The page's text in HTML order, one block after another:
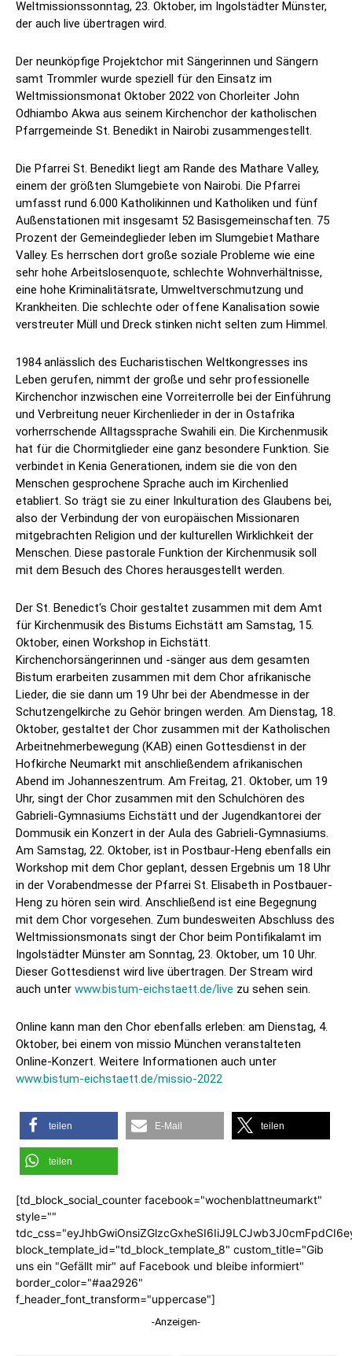
Weltmissionssonntag, 23. Oktober, im Ingolstädter Münster,
der auch live übertragen wird.
Der neunköpfige Projektchor mit Sängerinnen und Sängern
samt Trommler wurde speziell für den Einsatz im
Weltmissionsmonat Oktober 2022 von Chorleiter John
Odhiambo Akwa aus seinem Kirchenchor der katholischen
Pfarrgemeinde St. Benedikt in Nairobi zusammengestellt.
Die Pfarrei St. Benedikt liegt am Rande des Mathare Valley,
einem der größten Slumgebiete von Nairobi. Die Pfarrei
umfasst rund 6.000 Katholikinnen und Katholiken und fünf
Außenstationen mit insgesamt 52 Basisgemeinschaften. 75
Prozent der Gemeindeglieder leben im Slumgebiet Mathare
Valley. Es herrschen dort große soziale Probleme wie eine
sehr hohe Arbeitslosenquote, schlechte Wohnverhältnisse,
eine hohe Kriminalitätsrate, Umweltverschmutzung und
Krankheiten. Die schlechte oder offene Kanalisation sowie
verstreuter Müll und Dreck stinken nicht selten zum Himmel.
1984 anlässlich des Eucharistischen Weltkongresses ins
Leben gerufen, nimmt der große und sehr professionelle
Kirchenchor inzwischen eine Vorreiterrolle bei der Einführung
und Verbreitung neuer Kirchenlieder in der in Ostafrika
vorherrschende Alltagssprache Swahili ein. Die Kirchenmusik
hat für die Chormitglieder eine ganz besondere Funktion. Sie
verbindet in Kenia Generationen, indem sie die von den
Menschen gesprochene Sprache auch im Kirchenlied
etabliert. So trägt sie zu einer Inkulturation des Glaubens bei,
also der Verbindung der von europäischen Missionaren
mitgebrachten Religion und der kulturellen Wirklichkeit der
Menschen. Diese pastorale Funktion der Kirchenmusik soll
mit dem Besuch des Chores herausgestellt werden.
Der St. Benedict‘s Choir gestaltet zusammen mit dem Amt
für Kirchenmusik des Bistums Eichstätt am Samstag, 15.
Oktober, einen Workshop in Eichstätt.
Kirchenchorsängerinnen und -sänger aus dem gesamten
Bistum erarbeiten zusammen mit dem Chor afrikanische
Lieder, die sie dann um 19 Uhr bei der Abendmesse in der
Schutzengelkirche zu Gehör bringen werden. Am Dienstag, 18.
Oktober, gestaltet der Chor zusammen mit der Katholischen
Arbeitnehmerbewegung (KAB) einen Gottesdienst in der
Hofkirche Neumarkt mit anschließendem afrikanischen
Abend im Johanneszentrum. Am Freitag, 21. Oktober, um 19
Uhr, singt der Chor zusammen mit den Schulchören des
Gabrieli-Gymnasiums Eichstätt und der Jugendkantorei der
Dommusik ein Konzert in der Aula des Gabrieli-Gymnasiums.
Am Samstag, 22. Oktober, ist in Postbaur-Heng ebenfalls ein
Workshop mit dem Chor geplant, dessen Ergebnis um 18 Uhr
in der Vorabendmesse der Pfarrei St. Elisabeth in Postbauer-
Heng zu hören sein wird. Anschließend ist eine Begegnung
mit dem Chor vorgesehen. Zum bundesweiten Abschluss des
Weltmissionsmonats singt der Chor beim Pontifikalamt im
Ingolstädter Münster am Sonntag, 23. Oktober, um 10 Uhr.
Dieser Gottesdienst wird live übertragen. Der Stream wird
auch unter www.bistum-eichstaett.de/live zu sehen sein.
Online kann man den Chor ebenfalls erleben: am Dienstag, 4.
Oktober, bei einem von missio München veranstalteten
Online-Konzert. Weitere Informationen auch unter
www.bistum-eichstaett.de/missio-2022
teilen E-Mail teilen
teilen
[td_block_social_counter facebook="wochenblattneumarkt"
style=""
block_template_id="td_block_template_8" custom_title="Gib
uns ein "Gefällt mir" auf Facebook und bleibe informiert"
border_color="#aa2926"
f_header_font_transform="uppercase"]
-Anzeigen-